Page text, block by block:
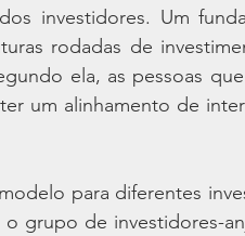
investidores. Um
rodadas de
ela, as pessoas
um alinhamento de
para diferentes
grupo de investidores-